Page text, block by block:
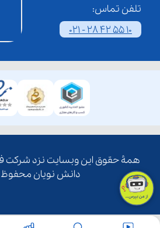
تلفن تماس:
021 - 28 42 55 10
همۀ حقوق این وبسایت نزد شرکت
دانش نویان